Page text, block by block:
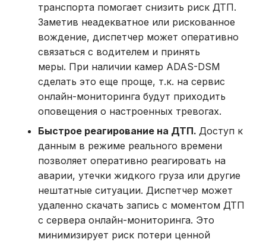
транспорта помогает снизить риск ДТП.
Заметив неадекватное или рискованное
вождение, диспетчер может оперативно
связаться с водителем и принять
меры. При наличии камер ADAS-DSM
сделать это еще проще, т.к. на сервис
онлайн-мониторинга будут приходить
оповещения о настроенных тревогах.
Быстрое реагирование на ДТП. Доступ к
данным в режиме реального времени
позволяет оперативно реагировать на
аварии, утечки жидкого груза или другие
нештатные ситуации. Диспетчер может
удаленно скачать запись с моментом ДТП
с сервера онлайн-мониторинга. Это
минимизирует риск потери ценной